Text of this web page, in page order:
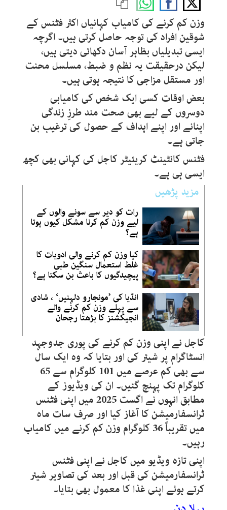
وزن کم کرنے کی کامیاب کہانیاں اکثر فٹنس کے
شوقین افراد کی توجہ حاصل کرتی ہیں۔ اگرچہ
ایسی تبدیلیاں بظاہر آسان دکھائی دیتی ہیں،
لیکن درحقیقت یہ نظم و ضبط، مسلسل محنت
اور مستقل مزاجی کا نتیجہ ہوتی ہیں۔
بعض اوقات کسی ایک شخص کی کامیابی
دوسروں کے لیے بھی صحت مند طرزِ زندگی
اپنانے اور اپنے اہداف کے حصول کی ترغیب بن
جاتی ہے۔
فٹنس کانٹینٹ کریئیٹر کاجل کی کہانی بھی کچھ
ایسی ہی ہے۔
مزید پڑھیں
رات کو دیر سے سونے والوں کے
لیے وزن کم کرنا مشکل کیوں ہوتا
ہے؟
کیا وزن کم کرنے والی ادویات کا
غلط استعمال سنگین طبی
پیچیدگیوں کا باعث بن سکتا ہے؟
انڈیا کی ’مونجارو دلہنیں‘ ، شادی
سے پہلے وزن کم کرنے والے
انجیکشنز کا بڑھتا رجحان
کاجل نے اپنی وزن کم کرنے کی پوری جدوجہد
انسٹاگرام پر شیئر کی اور بتایا کہ وہ ایک سال
سے بھی کم عرصے میں 101 کلوگرام سے 65
کلوگرام تک پہنچ گئیں۔ ان کی ویڈیوز کے
مطابق انہوں نے اگست 2025 میں اپنی فٹنس
ٹرانسفارمیشن کا آغاز کیا اور صرف سات ماہ
میں تقریباً 36 کلوگرام وزن کم کرنے میں کامیاب
رہیں۔
اپنی تازہ ویڈیو میں کاجل نے اپنی فٹنس
ٹرانسفارمیشن کی قبل اور بعد کی تصاویر شیئر
کرتے ہوئے اپنی غذا کا معمول بھی بتایا۔